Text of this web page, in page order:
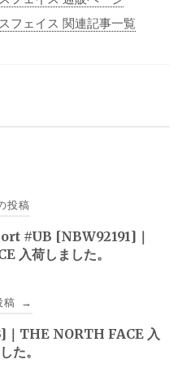
フェイス 関連記事一覧
投稿
#UB [NBW92191]｜
入荷しました。
稿 →
THE NORTH FACE 入
た。